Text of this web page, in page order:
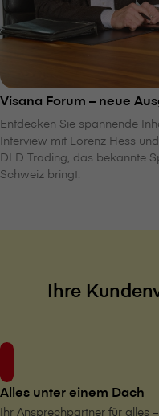
V⁠i⁠s⁠a⁠n⁠a Forum – neue
Entdecken Sie spannende
Interview mit Lorenz Hess
DLD Trading, das bekannte
Schweiz bringt.
Ihre
Alles unter einem Dach
Ihr Ansprechpartner für alles